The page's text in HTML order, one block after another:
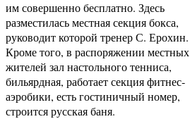
им совершенно бесплатно. Здесь
разместилась местная секция бокса,
руководит которой тренер С. Ерохин.
Кроме того, в распоряжении местных
жителей зал настольного тенниса,
бильярдная, работает секция фитнес­
аэробики, есть гостиничный номер,
строится русская баня.